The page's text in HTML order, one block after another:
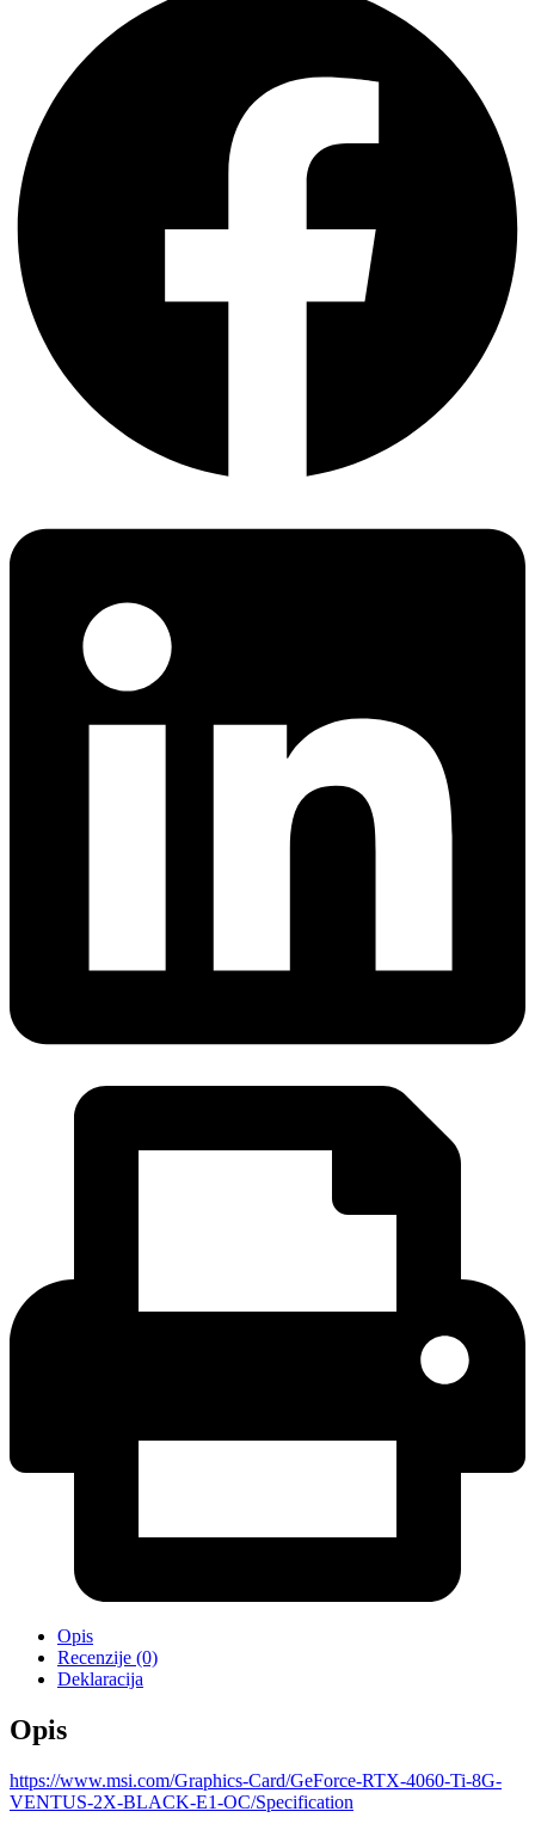
Opis
Recenzije (0)
Deklaracija
Opis
https://www.msi.com/Graphics-Card/GeForce-RTX-4060-Ti-8G-
VENTUS-2X-BLACK-E1-OC/Specification